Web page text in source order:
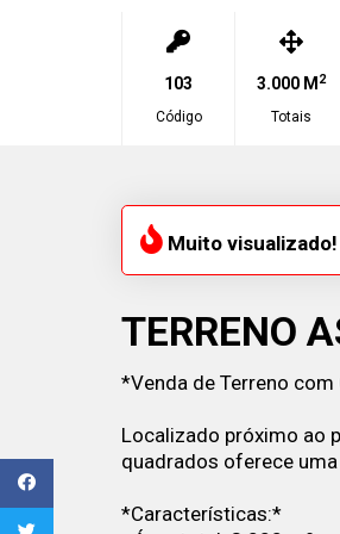
103
Código
3.000 M 2
Totais
Muito visualizado!
TERRENO
*Venda de Terreno
Localizado próximo ao
quadrados oferece
*Características:*